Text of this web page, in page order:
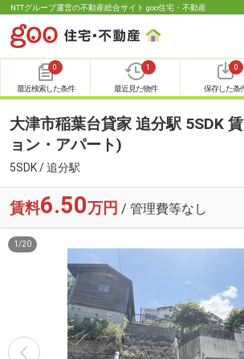
NTTグループ運営の不動産総合サイト goo住宅・不動産
0
最近検索した条件
1
最近見た物件
0
保存した条
大津市稲葉台貸家 追分駅 5SDK
ョン・アパート)
5SDK / 追分駅
賃料6.50万円 / 管理費等なし
1 /20